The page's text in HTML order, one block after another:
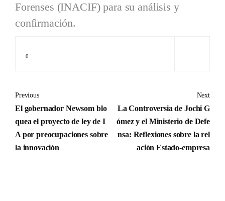
Forenses (INACIF) para su análisis y
confirmación.
0
Previous
El gobernador Newsom blo
quea el proyecto de ley de I
A por preocupaciones sobre
la innovación
Next
La Controversia de Jochi G
ómez y el Ministerio de Defe
nsa: Reflexiones sobre la rel
ación Estado-empresa